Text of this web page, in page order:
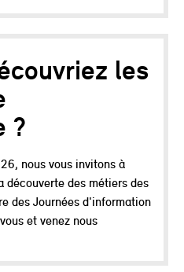
les
?
nous vous invitons à
découverte des métiers des
des Journées d'information
et venez nous